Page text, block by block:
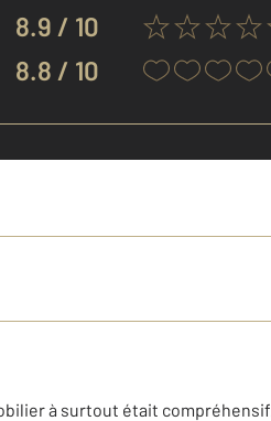
8.9 / 10
8.8 / 10
à surtout était compréhensif.